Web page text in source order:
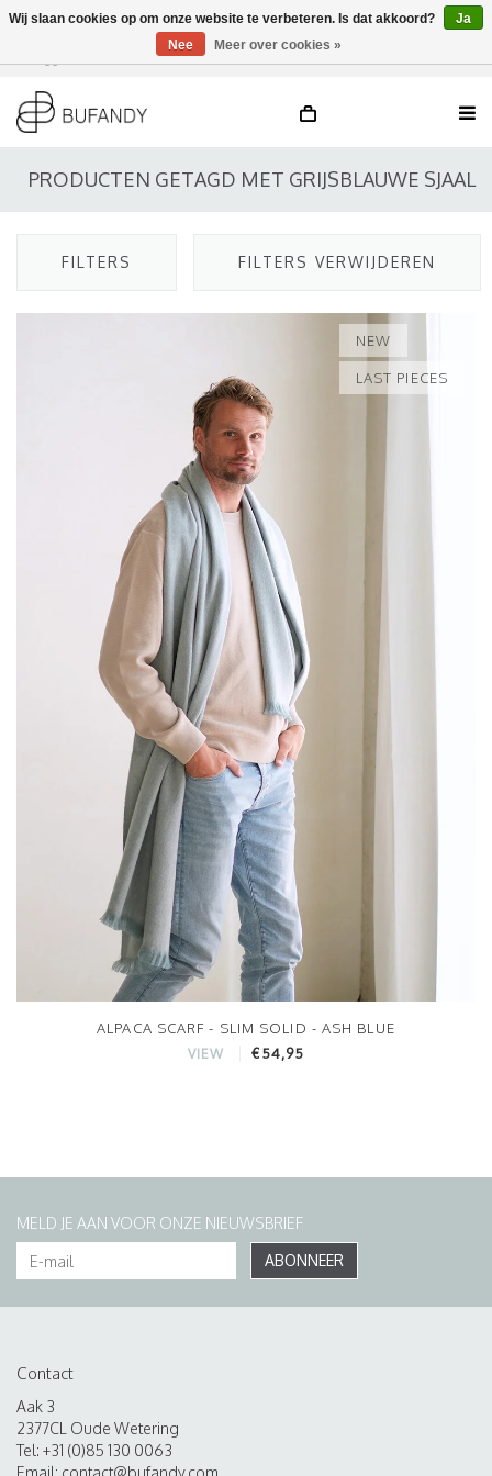
DE / EN
PRODUCTEN GETAGD MET GRIJSBLAUWE SJAAL
FILTERS FILTERS VERWIJDEREN
NEW
LAST PIECES
ALPACA SCARF - SLIM SOLID - ASH BLUE
VIEW €54,95
MELD JE AAN VOOR ONZE NIEUWSBRIEF
ABONNEER
Contact
Aak 3
2377CL Oude Wetering
Tel: +31 (0)85 130 0063
Email: contact@bufandy.com
Wij slaan cookies op om onze website te verbeteren. Is dat akkoord?
Ja
Nee
Meer over cookies »